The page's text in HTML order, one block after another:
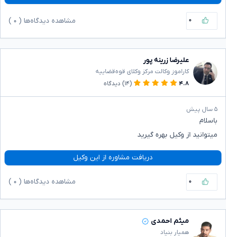
۰ مشاهده دیدگاه‌ها ( ۰
علیرضا زرینه پور
کاراموز وکالت مرکز وکلای قوه‌قضاییه
۴.۸
(۱۴) دیدگاه
۵ سال پیش
باسلام
میتوانید از وکیل بهره گیرید
دریافت مشاوره از این وکیل
۰ مشاهده دیدگاه‌ها ( ۰
میثم احمدی
همیار بنیاد